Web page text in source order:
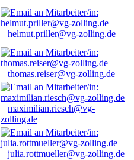
helmut.priller@vg-zolling.de
thomas.reiser@vg-zolling.de
maximilian.riesch@vg-
zolling.de
julia.rottmueller@vg-zolling.de